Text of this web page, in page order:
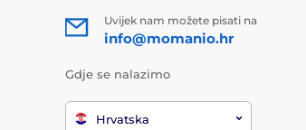
Uvijek nam možete pisati na
info@momanio.hr
Gdje se nalazimo
Hrvatska